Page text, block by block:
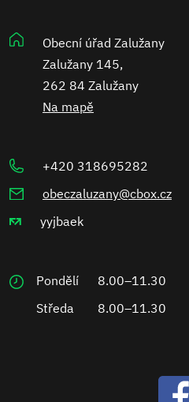
Obecní úřad Zalužany
Zalužany 145,
262 84 Zalužany
Na mapě
+420 318695282
obeczaluzany@cbox.cz
yyjbaek
Pondělí 8.00–11.30
Středa
8.00–11.30